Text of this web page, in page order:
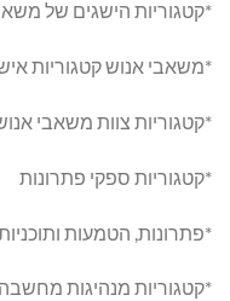
*קטגוריות הישגים של
*משאבי אנוש קטגוריות
*קטגוריות צוות משאבי
*קטגוריות ספקי פתרונות
*פתרונות, הטמעות
*קטגוריות מנהיגות מחשבה